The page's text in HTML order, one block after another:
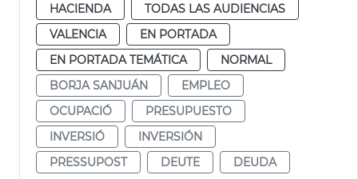
HACIENDA
TODAS LAS AUDIENCIAS
VALENCIA
EN PORTADA
EN PORTADA TEMÁTICA
NORMAL
BORJA SANJUÁN
EMPLEO
OCUPACIÓ
PRESUPUESTO
INVERSIÓ
INVERSIÓN
PRESSUPOST
DEUTE DEUDA